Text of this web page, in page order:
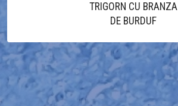
TRIGORN CU BRANZA
DE BURDUF